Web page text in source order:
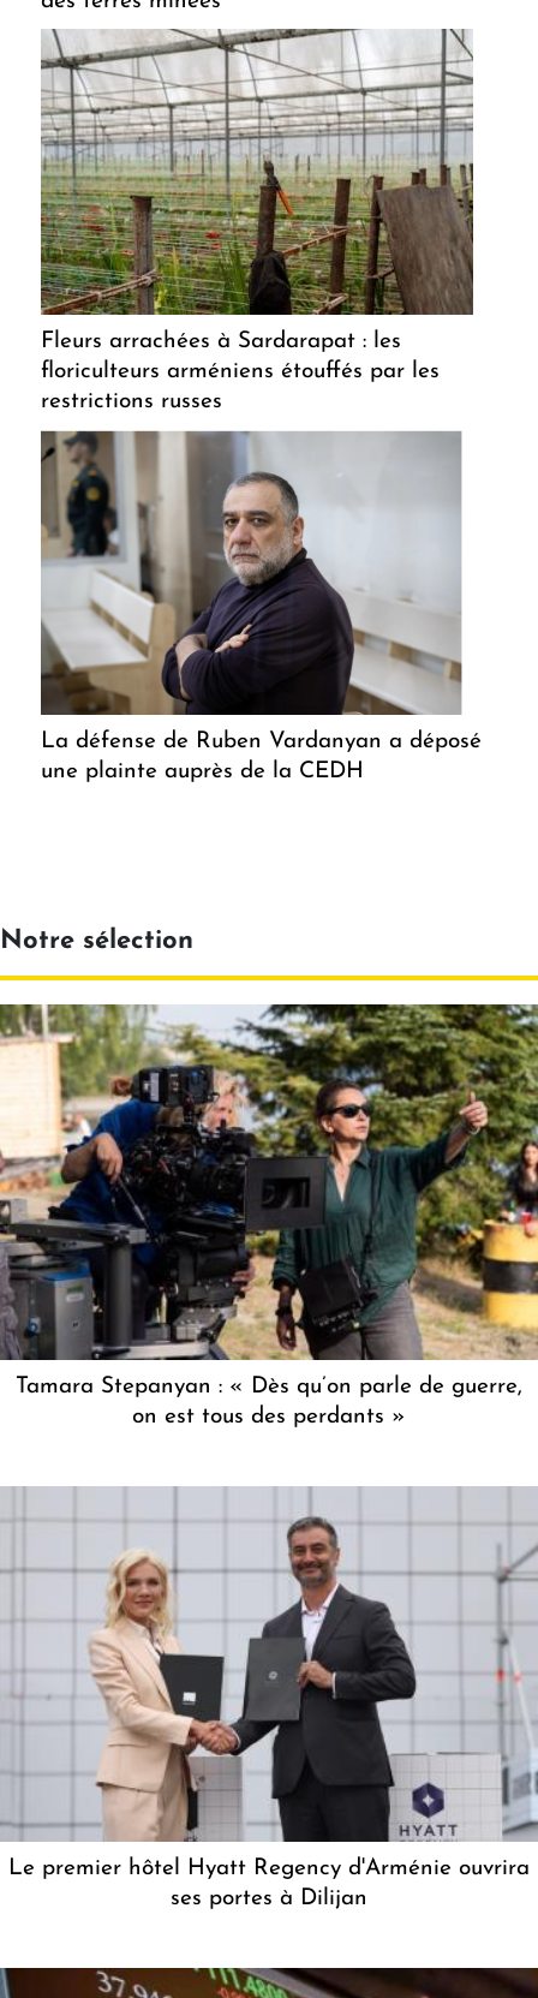
Fleurs arrachées à Sardarapat : les
floriculteurs arméniens étouffés par les
restrictions russes
La défense de Ruben Vardanyan a déposé
une plainte auprès de la CEDH
Notre sélection
Tamara Stepanyan : « Dès qu’on parle de guerre,
on est tous des perdants »
Le premier hôtel Hyatt Regency d'Arménie ouvrira
ses portes à Dilijan